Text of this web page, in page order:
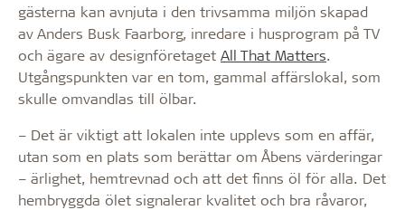
gästerna kan avnjuta i den trivsamma miljön skapad
av Anders Busk Faarborg, inredare i husprogram på TV
och ägare av designföretaget All That Matters.
Utgångspunkten var en tom, gammal affärslokal, som
skulle omvandlas till ölbar.
– Det är viktigt att lokalen inte upplevs som en affär,
utan som en plats som berättar om Åbens värderingar
– ärlighet, hemtrevnad och att det finns öl för alla. Det
hembryggda ölet signalerar kvalitet och bra råvaror,